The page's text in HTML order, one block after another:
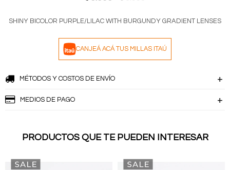
SHINY BICOLOR PURPLE/LILAC WITH BURGUNDY GRADIENT LENSES
CANJEÁ ACÁ TUS MILLAS ITAÚ
MÉTODOS Y COSTOS DE ENVÍO
MEDIOS DE PAGO
PRODUCTOS QUE TE PUEDEN INTERESAR